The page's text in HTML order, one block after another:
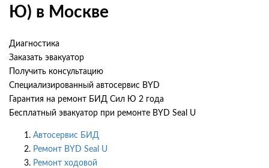
Ю) в Москве
Диагностика
Заказать эвакуатор
Получить консультацию
Специализированный автосервис BYD
Гарантия на ремонт БИД Сил Ю 2 года
Бесплатный эвакуатор при ремонте BYD Seal U
Автосервис БИД
Ремонт BYD Seal U
Ремонт ходовой